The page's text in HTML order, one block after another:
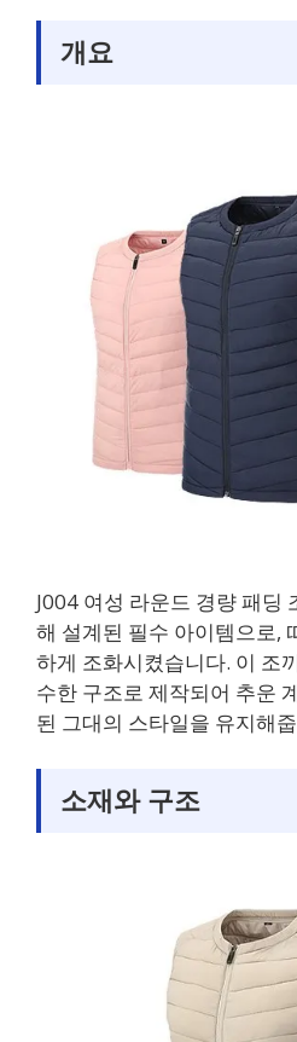
개요
J004 여성 라운드 경량 패딩
해 설계된 필수 아이템으로,
하게 조화시켰습니다. 이 조
수한 구조로 제작되어 추운
된 그대의 스타일을 유지해
소재와 구조